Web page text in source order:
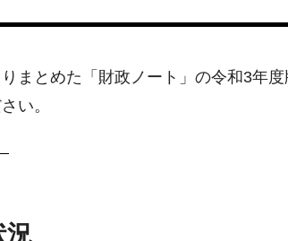
まとめた「財政ノート」の令和3年
い。
況